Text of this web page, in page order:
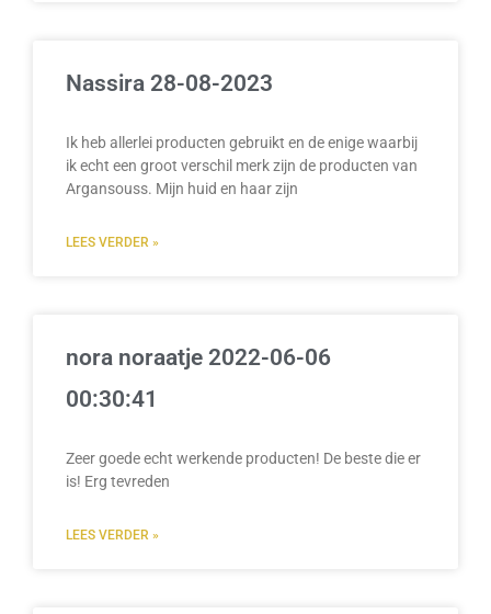
Nassira 28-08-2023
Ik heb allerlei producten gebruikt en de enige waarbij
ik echt een groot verschil merk zijn de producten van
Argansouss. Mijn huid en haar zijn
LEES VERDER »
nora noraatje 2022-06-06
00:30:41
Zeer goede echt werkende producten! De beste die er
is! Erg tevreden
LEES VERDER »